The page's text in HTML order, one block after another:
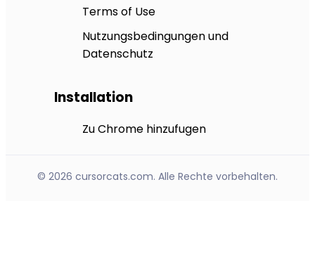
Terms of Use
Nutzungsbedingungen und
Datenschutz
Installation
Zu Chrome hinzufugen
© 2026 cursorcats.com. Alle Rechte vorbehalten.